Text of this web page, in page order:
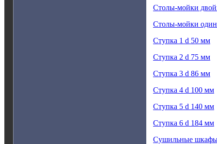
Столы-мойки
Столы-мойки
Ступка 1 d 50 мм
Ступка 2 d 75 мм
Ступка 3 d 86 мм
Ступка 4 d 100 мм
Ступка 5 d 140 мм
Ступка 6 d 184 мм
Сушильные шкафы